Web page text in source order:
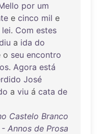
por um
e cinco mil e
lei. Com estes
a ida do
o seu encontro
. Agora está
José
a viu á cata de
Castelo Branco
- Annos de Prosa